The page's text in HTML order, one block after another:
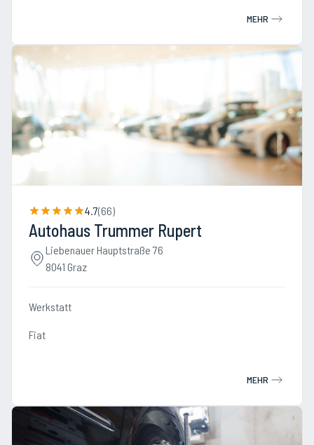
MEHR
4.7(66)
Autohaus Trummer Rupert
Liebenauer Hauptstraße 76
8041 Graz
Werkstatt
Fiat
MEHR